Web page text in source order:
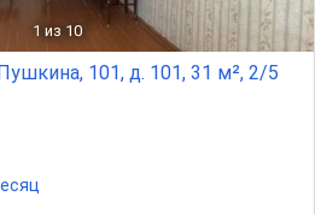
1 из 10
101, д. 101, 31 м², 2/5